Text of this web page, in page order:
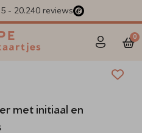
- 20.240 reviews
0
met initiaal en